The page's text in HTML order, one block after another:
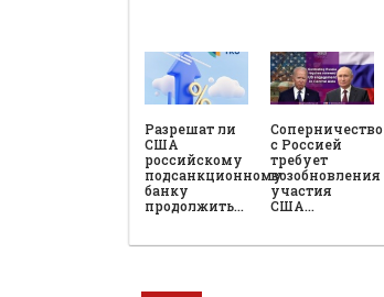
Разрешат ли
США
российскому
подсанкционному
банку
продолжить…
Соперничество
с Россией
требует
возобновления
участия
США…